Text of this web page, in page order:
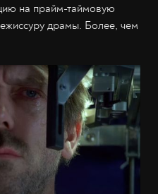
на прайм-таймовую
драмы. Более, чем